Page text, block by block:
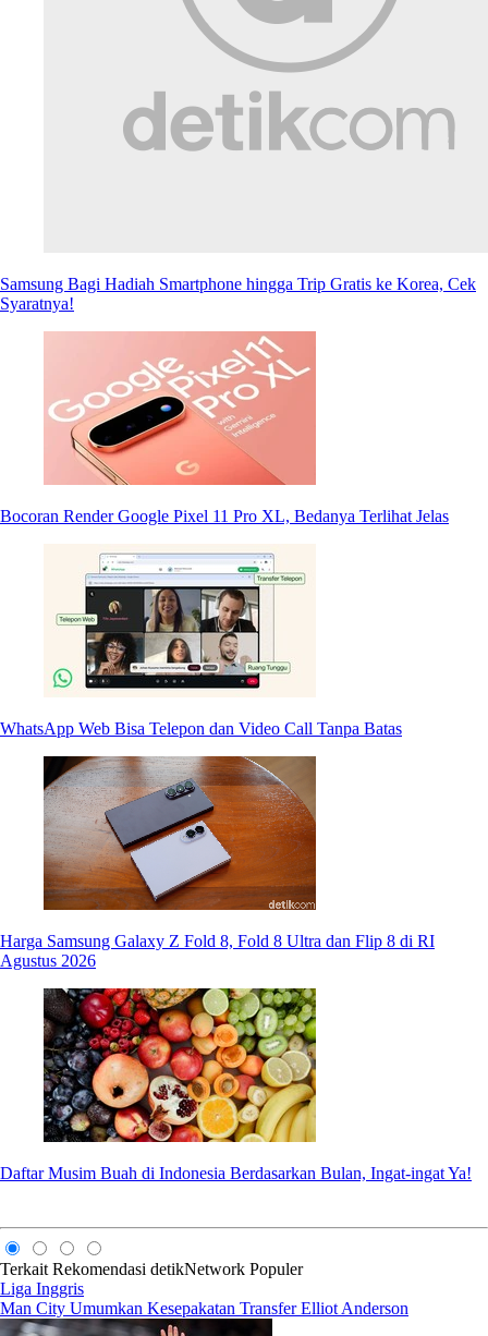
Samsung Bagi Hadiah Smartphone hingga Trip Gratis ke Korea, Cek
Syaratnya!
Bocoran Render Google Pixel 11 Pro XL, Bedanya Terlihat Jelas
WhatsApp Web Bisa Telepon dan Video Call Tanpa Batas
Harga Samsung Galaxy Z Fold 8, Fold 8 Ultra dan Flip 8 di RI
Agustus 2026
Daftar Musim Buah di Indonesia Berdasarkan Bulan, Ingat-ingat Ya!
Terkait Rekomendasi detikNetwork Populer
Liga Inggris
Man City Umumkan Kesepakatan Transfer Elliot Anderson